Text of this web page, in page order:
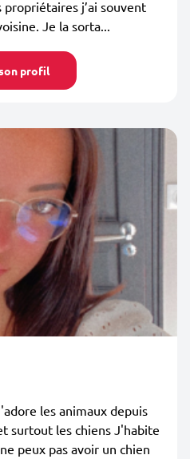
j’ai souvent
Je la sorta...
profil
les animaux depuis
surtout les chiens J'habite
peux pas avoir un chien